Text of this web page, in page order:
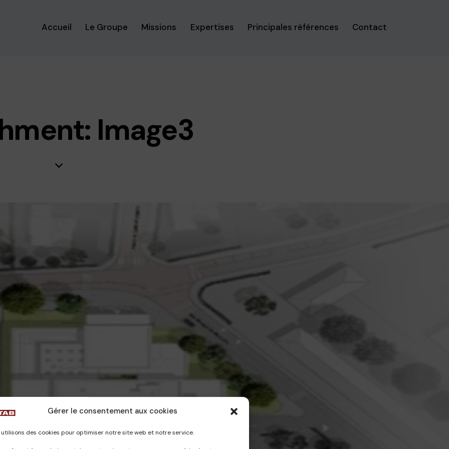
Gérer le consentement aux cookies
utilisons des cookies pour optimiser notre site web et notre service.
Accueil Le Groupe Missions Expertises Principales références Contact
Image3